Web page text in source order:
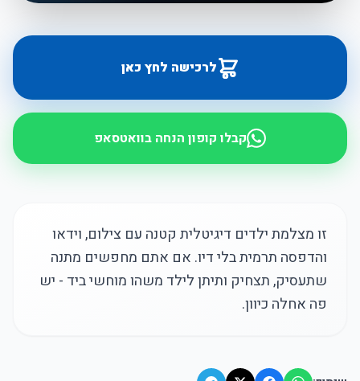
לרכישה לחץ כאן
קבלו קופון הנחה בוואטסאפ
זו מצלמת ילדים דיגיטלית קטנה עם צילום, וידאו
והדפסה תרמית בלי דיו. אם אתם מחפשים מתנה
שתעסיק, תצחיק ותיתן לילד משהו מוחשי ביד - יש
פה אחלה כיוון.